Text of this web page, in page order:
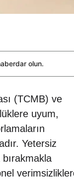
olun.
(TCMB) ve
uyum,
Yetersiz